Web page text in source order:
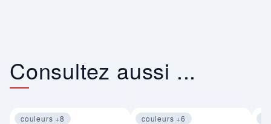
Consultez aussi ...
couleurs +8 couleurs +6